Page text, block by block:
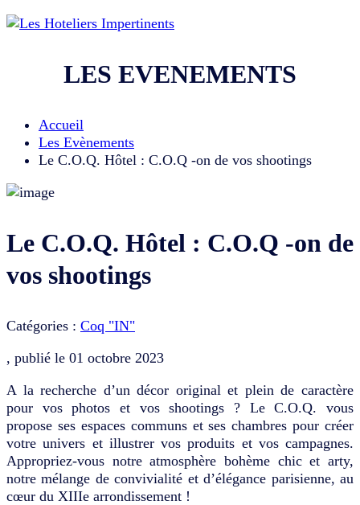
LES EVENEMENTS
Accueil
Les Evènements
Le C.O.Q. Hôtel : C.O.Q -on de vos shootings
Le C.O.Q. Hôtel : C.O.Q -on de
vos shootings
Catégories : Coq "IN"
, publié le 01 octobre 2023
A la recherche d’un décor original et plein de caractère
pour vos photos et vos shootings ? Le C.O.Q. vous
propose ses espaces communs et ses chambres pour créer
votre univers et illustrer vos produits et vos campagnes.
Appropriez-vous notre atmosphère bohème chic et arty,
notre mélange de convivialité et d’élégance parisienne, au
cœur du XIIIe arrondissement !